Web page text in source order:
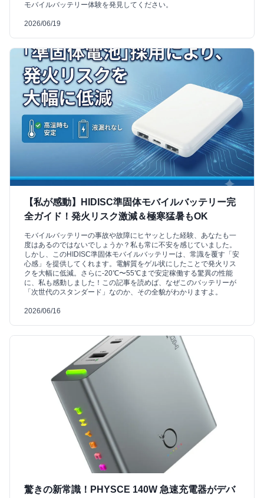
モバイルバッテリー体験を発見してください。
2026/06/19
【私が感動】HIDISC準固体モバイルバッテリー完
全ガイド！発火リスク激減＆極寒猛暑もOK
モバイルバッテリーの事故や故障にヒヤッとした経験、あなたも一
度はあるのではないでしょうか？私も常に不安を感じていました。
しかし、このHIDISC準固体モバイルバッテリーは、常識を覆す「安
心感」を提供してくれます。電解質をゲル状にしたことで発火リス
クを大幅に低減。さらに-20℃〜55℃まで安定稼働する驚異の性能
に、私も感動しました！この記事を読めば、なぜこのバッテリーが
「次世代のスタンダード」なのか、その全貌がわかりますよ。
2026/06/16
驚きの新常識！PHYSCE 140W 急速充電器がデバ